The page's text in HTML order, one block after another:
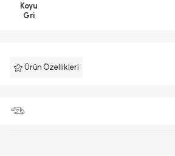
Koyu
Gri
Ürün Özellikleri